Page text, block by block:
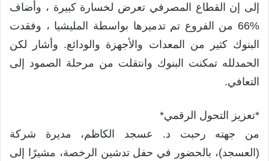
إلى إن القطاع المصرفي تعرض لخسارة كبيرة ، وأضاف
%66 من الفروع تم تدميرها بواسطة المليشيا ، وفقدت
البنوك كثير من المعدات والأجهزة والودائع. وأشار لكن
الحمدلله تمكنت البنوك وانتقلت من مرحلة الصمود إلى
التعافي.
*تعزيز التحول الرقمي*
من جهته رحبت د. عسجد الكاظم، مديرة شركة
(العسجد)، بالحضور في حفل تدشين الرخصة، مشيرًا إلى